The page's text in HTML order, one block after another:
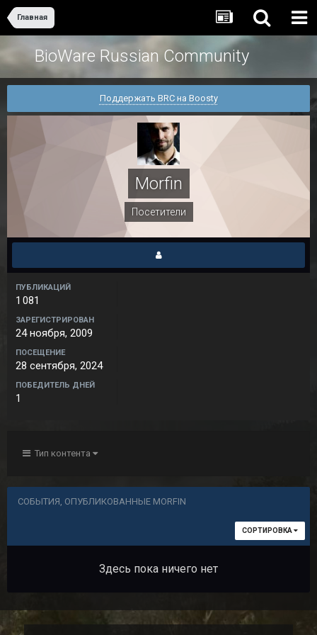
Главная
BioWare Russian Community
Поддержать BRC на Boosty
Morfin
Посетители
ПУБЛИКАЦИЙ
1 081
ЗАРЕГИСТРИРОВАН
24 ноября, 2009
ПОСЕЩЕНИЕ
28 сентября, 2024
ПОБЕДИТЕЛЬ ДНЕЙ
1
Тип контента
СОБЫТИЯ, ОПУБЛИКОВАННЫЕ MORFIN
СОРТИРОВКА
Здесь пока ничего нет